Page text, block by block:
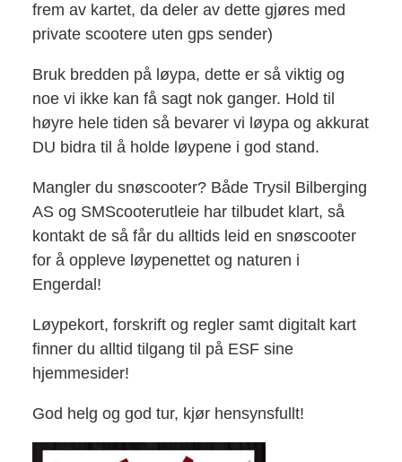
frem av kartet, da deler av dette gjøres med
private scootere uten gps sender)
Bruk bredden på løypa, dette er så viktig og
noe vi ikke kan få sagt nok ganger. Hold til
høyre hele tiden så bevarer vi løypa og akkurat
DU bidra til å holde løypene i god stand.
Mangler du snøscooter? Både Trysil Bilberging
AS og SMScooterutleie har tilbudet klart, så
kontakt de så får du alltids leid en snøscooter
for å oppleve løypenettet og naturen i
Engerdal!
Løypekort, forskrift og regler samt digitalt kart
finner du alltid tilgang til på ESF sine
hjemmesider!
God helg og god tur, kjør hensynsfullt!